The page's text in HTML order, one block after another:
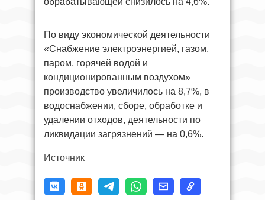
По виду экономической деятельности
«Снабжение электроэнергией, газом,
паром, горячей водой и
кондиционированным воздухом»
производство увеличилось на 8,7%, в
водоснабжении, сборе, обработке и
удалении отходов, деятельности по
ликвидации загрязнений — на 0,6%.
Источник